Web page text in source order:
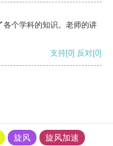
各个学科的知识。老师的讲
支持[0] 反对[0]
旋风
旋风加速